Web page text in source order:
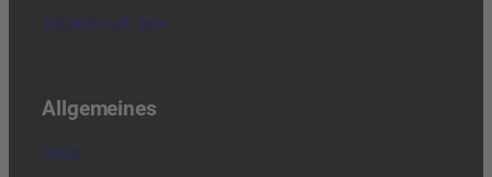
Schreibtisch Sets
Allgemeines
FAQs